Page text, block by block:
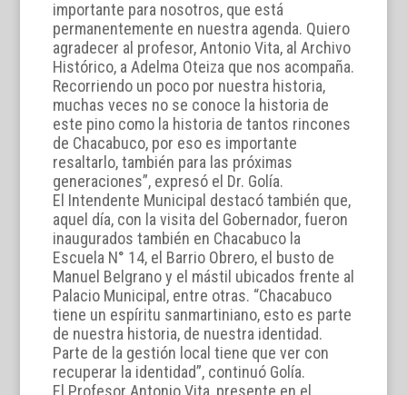
importante para nosotros, que está
permanentemente en nuestra agenda. Quiero
agradecer al profesor, Antonio Vita, al Archivo
Histórico, a Adelma Oteiza que nos acompaña.
Recorriendo un poco por nuestra historia,
muchas veces no se conoce la historia de
este pino como la historia de tantos rincones
de Chacabuco, por eso es importante
resaltarlo, también para las próximas
generaciones”, expresó el Dr. Golía.
El Intendente Municipal destacó también que,
aquel día, con la visita del Gobernador, fueron
inaugurados también en Chacabuco la
Escuela N° 14, el Barrio Obrero, el busto de
Manuel Belgrano y el mástil ubicados frente al
Palacio Municipal, entre otras. “Chacabuco
tiene un espíritu sanmartiniano, esto es parte
de nuestra historia, de nuestra identidad.
Parte de la gestión local tiene que ver con
recuperar la identidad”, continuó Golía.
El Profesor Antonio Vita, presente en el